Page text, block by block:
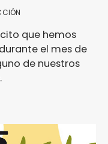
que hemos
el mes de
de nuestros